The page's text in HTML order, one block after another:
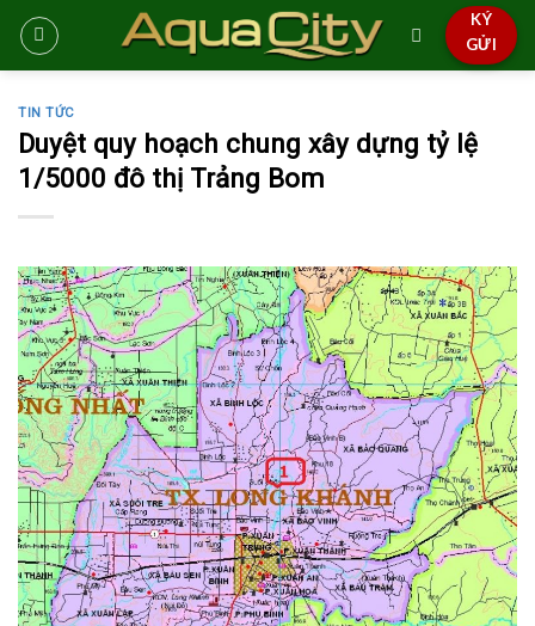
Skip
content
KÝ
GỬI
TIN TỨC
Duyệt quy hoạch chung xây dựng tỷ lệ
1/5000 đô thị Trảng Bom